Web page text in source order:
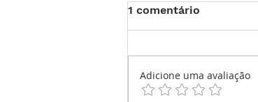
1 comentário
Adicione uma avaliação